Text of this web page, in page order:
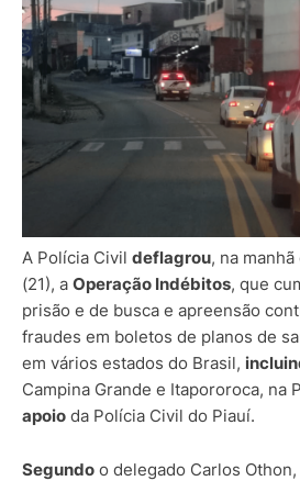
A Polícia Civil deflagrou, na
(21), a Operação Indébitos, que
prisão e de busca e apreensão
fraudes em boletos de planos de
em vários estados do Brasil,
Campina Grande e Itapororoca, na
apoio da Polícia Civil do Piauí.
Segundo o delegado Carlos Othon,